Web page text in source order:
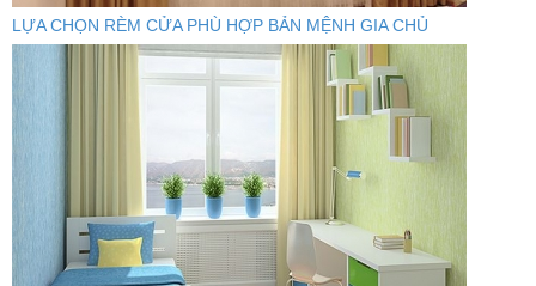
LỰA CHỌN RÈM CỬA PHÙ HỢP BẢN MỆNH GIA CHỦ